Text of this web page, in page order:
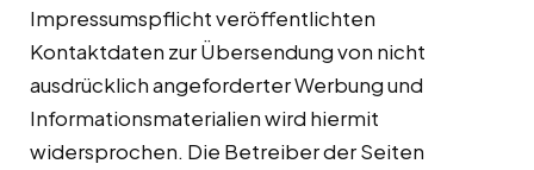
Impressumspflicht veröffentlichten
Kontaktdaten zur Übersendung von nicht
ausdrücklich angeforderter Werbung und
Informationsmaterialien wird hiermit
widersprochen. Die Betreiber der Seiten